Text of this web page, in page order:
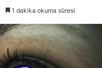
1 dakika okuma süresi